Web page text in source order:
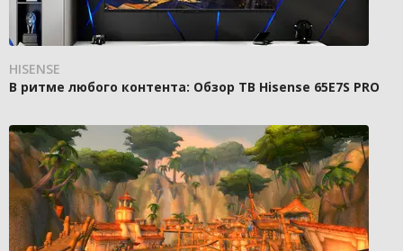
HISENSE
В ритме любого контента: Обзор ТВ Hisense 65E7S PRO